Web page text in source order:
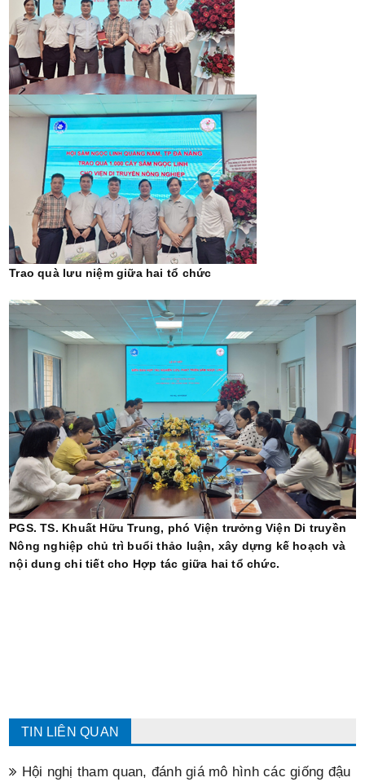
Trao quà lưu niệm giữa hai tổ chức
PGS. TS. Khuất Hữu Trung, phó Viện trưởng Viện Di truyền
Nông nghiệp chủ trì buổi thảo luận, xây dựng kế hoạch và
nội dung chi tiết cho Hợp tác giữa hai tổ chức.
TIN LIÊN QUAN
Hội nghị tham quan, đánh giá mô hình các giống đậu